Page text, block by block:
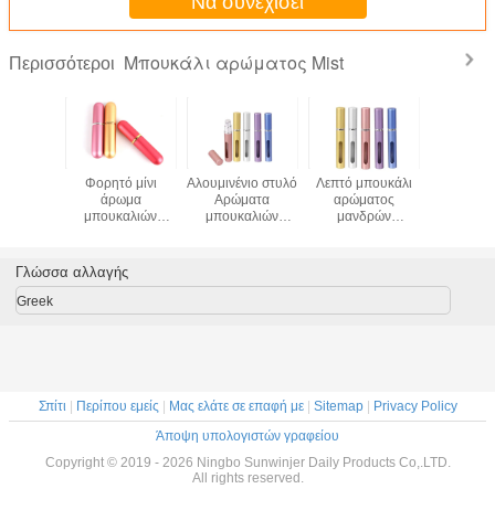
Περισσότεροι Μπουκάλι αρώματος Mist
Φορητό μίνι
άρωμα
μπουκαλιών
νερού Skincare
Αλουμινένιο στυλό
Αρώματα
μπουκαλιών
Λεπτό μπουκάλι
αρώματος
μανδρών
αρώματος
Γλώσσα αλλαγής
Greek
Σπίτι Περίπου εμείς Μας ελάτε σε επαφή με| Sitemap|
Privacy Policy
Άποψη υπολογιστών γραφείου
Copyright © 2019 - 2026 Ningbo Sunwinjer Daily Products Co,.LTD.
All rights reserved.